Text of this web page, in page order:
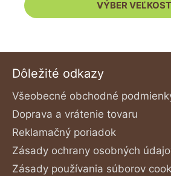
VÝBER
stránke
Dôležité odkazy
Všeobecné obchodné
Doprava a vrátenie tovaru
Reklamačný poriadok
Zásady ochrany osobných
Zásady používania súborov